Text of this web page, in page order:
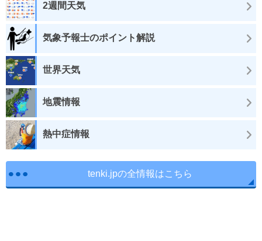
2週間天気
気象予報士のポイント解説
世界天気
地震情報
熱中症情報
tenki.jpの全情報はこちら